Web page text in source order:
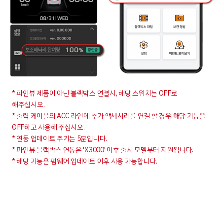
* 파인뷰 제품이 아닌 블랙박스 연결시, 해당 스위치는 OFF로
해주십시오.
* 출력 케이블의 ACC 라인에 추가 액세서리를 연결 할 경우 해당 기능을
OFF하고 사용해 주십시오.
* 연동 업데이트 주기는 5분입니다.
* 파인뷰 블랙박스 연동은 'X3000' 이후 출시 모델부터 지원됩니다.
* 해당 기능은 펌웨어 업데이트 이후 사용 가능합니다.